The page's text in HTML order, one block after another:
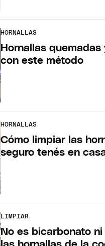
HORNALLAS
Hornallas
con este método
HORNALLAS
Cómo limpiar las
seguro tenés en
LIMPIAR
No es bicarbonato